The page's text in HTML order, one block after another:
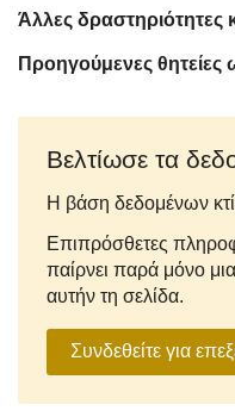
Άλλες δραστηριότητες
Προηγούμενες θητείες
Βελτίωσε τα
Η βάση δεδομένων
Επιπρόσθετες
παίρνει παρά μόνο
αυτήν τη σελίδα.
Συνδεθείτε για